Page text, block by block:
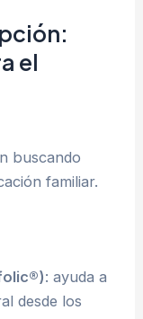
el
buscando
familiar.
: ayuda a
desde los